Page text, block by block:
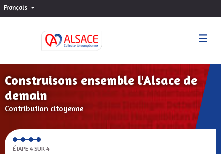
Français Choisir la langue
Construisons ensemble l'Alsace de
demain
Contribution citoyenne
ÉTAPE 4 SUR 4